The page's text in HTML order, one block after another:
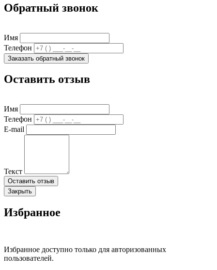
Обратный звонок
Имя
Телефон
Заказать обратный звонок
Оставить отзыв
Имя
Телефон
E-mail
Текст
Оставить отзыв
Закрыть
Избранное
Избранное доступно только для авторизованных
пользователей.